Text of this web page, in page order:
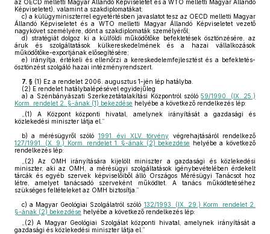
az OECD melletti Magyar Állandó Képviseletet és a WTO melletti Magyar Állandó
Képviseletet), valamint a szakdiplomatákat;
c) a külügyminiszterrel egyetértésben javaslatot tesz az OECD melletti Magyar
Állandó Képviseletet és a WTO melletti Magyar Állandó Képviseletet vezető
nagykövet személyére, dönt a szakdiplomaták személyéről;
d) stratégiát dolgoz ki a külföldi működőtőke befektetések ösztönzésére, az
áruk és szolgáltatások külkereskedelmének és a hazai vállalkozások
működőtőke-exportjának elősegítésére;
e) irányítja, értékeli és ellenőrzi a kereskedelemfejlesztést és a befektetés-
ösztönzést szolgáló hazai intézményrendszert.
7. § (1) Ez a rendelet 2006. augusztus 1-jén lép hatályba.
(2) E rendelet hatálybalépésével egyidejűleg
a) a Szénbányászati Szerkezetátalakítási Központról szóló59/1990. (IX. 25.)
Korm. rendelet 2. §-ának (1) bekezdése helyébe a következő rendelkezés lép:
„(1) A Központ központi hivatal, amelynek irányítását a gazdasági és
közlekedési miniszter látja el.”
b) a mérésügyről szóló 1991. évi XLV. törvény végrehajtásáról rendelkező
127/1991. (X. 9.) Korm. rendelet 1. §-ának (2) bekezdése helyébe a következő
rendelkezés lép:
„(2) Az OMH irányítására kijelölt miniszter a gazdasági és közlekedési
miniszter, aki az OMH, a mérésügyi szolgáltatások igénybevételében érdekelt
tárcák és egyéb szervek képviselőiből álló Országos Mérésügyi Tanácsot hoz
létre, amelyet tanácsadó szerveként működtet. A tanács működtetéséhez
szükséges feltételeket az OMH biztosítja.”
c) a Magyar Geológiai Szolgálatról szóló 132/1993. (IX. 29.) Korm. rendelet 2.
§-ának (2) bekezdése helyébe a következő rendelkezés lép:
„(2) A Magyar Geológiai Szolgálat központi hivatal, amelynek irányítását a
gazdasági és közlekedési miniszter látja el.”